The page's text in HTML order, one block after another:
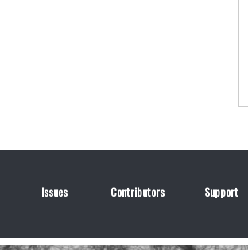
Issues Contributors Support